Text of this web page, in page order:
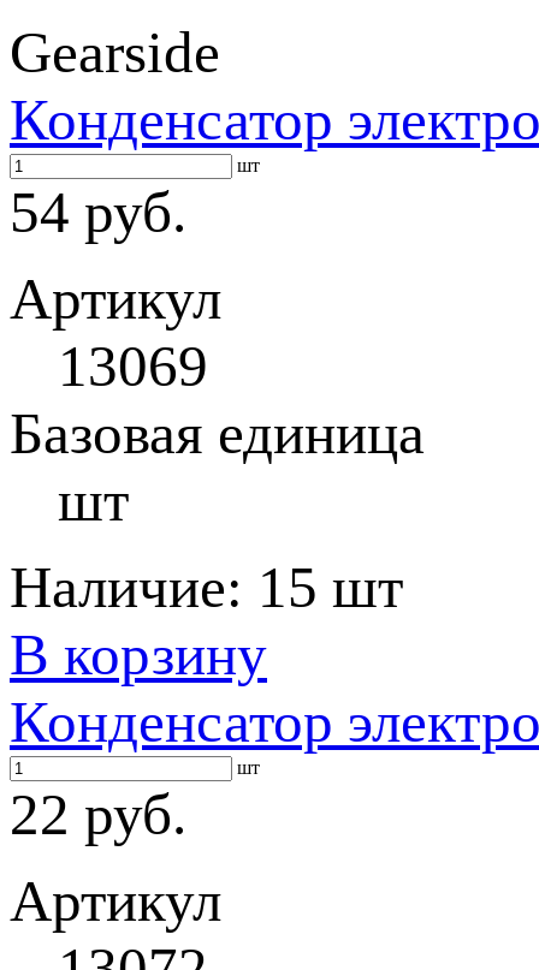
Gearside
Конденсатор
шт
54 руб.
Артикул
13069
Базовая единица
шт
Наличие: 15 шт
В корзину
Конденсатор
шт
22 руб.
Артикул